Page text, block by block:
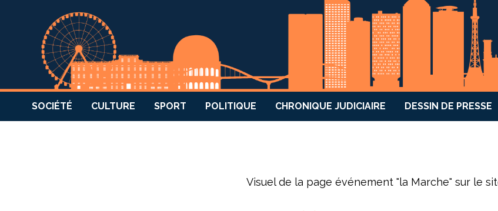
SOCIÉTÉ CULTURE SPORT POLITIQUE CHRONIQUE JUDICIAIRE DESSIN DE PRESSE
Visuel de la page événement "la Marche" sur le